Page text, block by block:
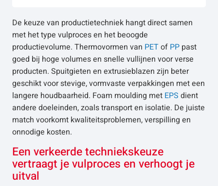
De keuze van productietechniek hangt direct samen
met het type vulproces en het beoogde
productievolume. Thermovormen van PETof PP past
goed bij hoge volumes en snelle vullijnen voor verse
producten. Spuitgieten en extrusieblazen zijn beter
geschikt voor stevige, vormvaste verpakkingen met een
langere houdbaarheid. Foam moulding met EPS dient
andere doeleinden, zoals transport en isolatie. De juiste
match voorkomt kwaliteitsproblemen, verspilling en
onnodige kosten.
Een verkeerde techniekskeuze
vertraagt je vulproces en verhoogt je
uitval